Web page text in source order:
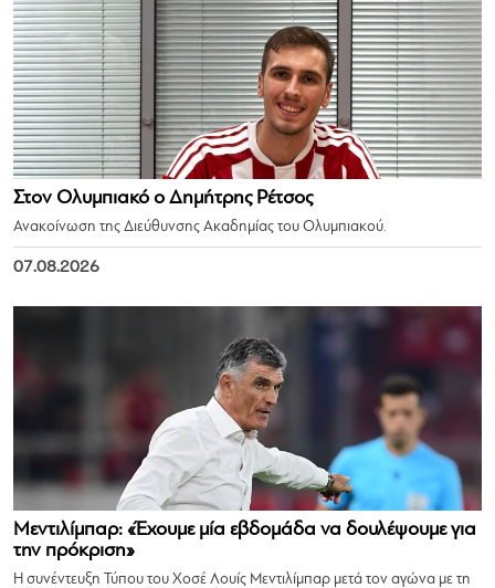
Στον Ολυμπιακό ο Δημήτρης Ρέτσος
Ανακοίνωση της Διεύθυνσης Ακαδημίας του Ολυμπιακού.
07.08.2026
Μεντιλίμπαρ: «Έχουμε μία εβδομάδα να δουλέψουμε για
την πρόκριση»
Η συνέντευξη Τύπου του Χοσέ Λουίς Μεντιλίμπαρ μετά τον αγώνα με τη